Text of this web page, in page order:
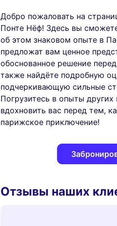
Добро пожаловать на
Понте Нёф! Здесь вы
об этом знаковом опыте в
предложат вам ценное
обоснованное решение
также найдёте подробную
подчеркивающую сильные
Погрузитесь в опыты других
вдохновить вас перед тем,
парижское приключение!
Отзывы наших